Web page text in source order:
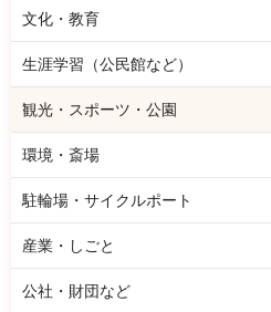
文化・教育
生涯学習（公民館など）
観光・スポーツ・公園
環境・斎場
駐輪場・サイクルポート
産業・しごと
公社・財団など